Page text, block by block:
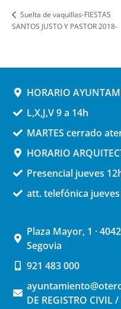
Suelta de vaquillas-FIESTAS
SANTOS JUSTO Y PASTOR 2018-
HORARIO
L,X,J,V 9 a 14h
MARTES cerrado
HORARIO
Presencial jueves
att. telefónica jueves
Plaza Mayor, 1 ·
Segovia
921 483 000
DE REGISTRO CIVIL